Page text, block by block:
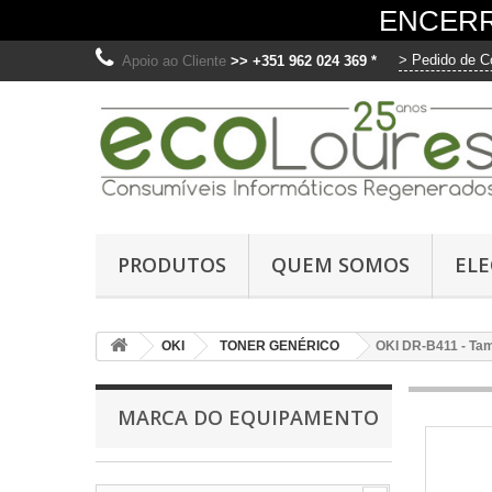
Apoio ao Cliente >> +351 962 024 369 * > Pedido de
PRODUTOS QUEM SOMOS
OKI TONER GENÉRICO OKI DR-B411 -
MARCA DO EQUIPAMENTO